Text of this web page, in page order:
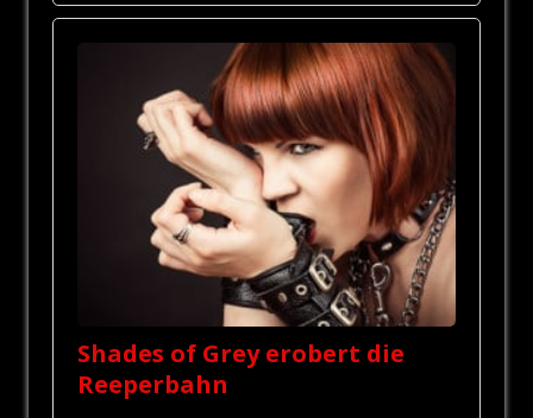
Shades of Grey erobert die
Reeperbahn